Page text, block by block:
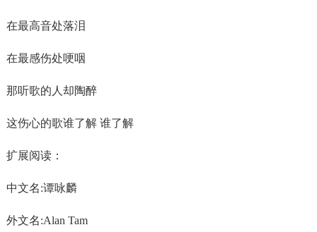
在最高音处落泪
在最感伤处哽咽
那听歌的人却陶醉
这伤心的歌谁了解 谁了解
扩展阅读：
中文名:谭咏麟
外文名:Alan Tam